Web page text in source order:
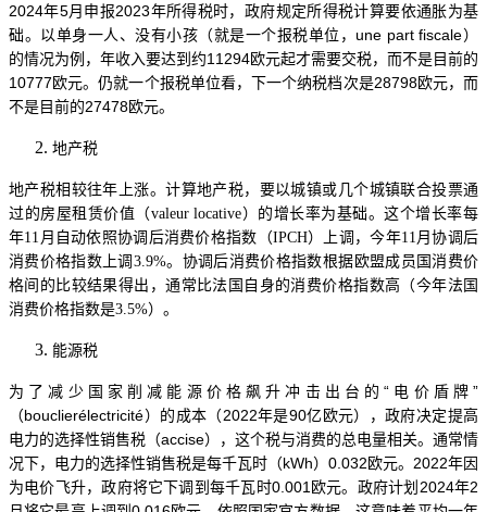
2024年5月申报2023年所得税时，政府规定所得税计算要依通胀为基
础。以单身一人、没有小孩（就是一个报税单位，une part fiscale）
的情况为例，年收入要达到约11294欧元起才需要交税，而不是目前的
10777欧元。仍就一个报税单位看，下一个纳税档次是28798欧元，而
不是目前的27478欧元。
地产税
地产税相较往年上涨。计算地产税，要以城镇或几个城镇联合投票通
过的房屋租赁价值（valeur locative）的增长率为基础。这个增长率每
年11月自动依照协调后消费价格指数（IPCH）上调，今年11月协调后
消费价格指数上调3.9%。协调后消费价格指数根据欧盟成员国消费价
格间的比较结果得出，通常比法国自身的消费价格指数高（今年法国
消费价格指数是3.5%）。
能源税
为了减少国家削减能源价格飙升冲击出台的“电价盾牌”
（bouclierélectricité）的成本（2022年是90亿欧元），政府决定提高
电力的选择性销售税（accise），这个税与消费的总电量相关。通常情
况下，电力的选择性销售税是每千瓦时（kWh）0.032欧元。2022年因
为电价飞升，政府将它下调到每千瓦时0.001欧元。政府计划2024年2